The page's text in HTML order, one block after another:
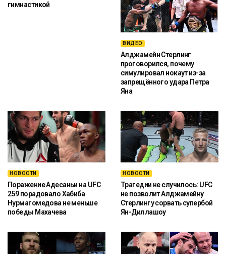
гимнастикой
ВИДЕО
Алджамейн Стерлинг
проговорился, почему
симулировал нокаут из-за
запрещённого удара Петра
Яна
НОВОСТИ
Поражение Адесаньи на UFC
259 порадовало Хабиба
Нурмагомедова не меньше
победы Махачева
НОВОСТИ
Трагедии не случилось: UFC
не позволит Алджамейну
Стерлингу сорвать супербой
Ян-Диллашоу